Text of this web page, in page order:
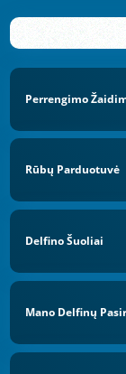
Perrengimo
Rūbų Parduotuvė
Delfino Šuoliai
Mano Delfinų